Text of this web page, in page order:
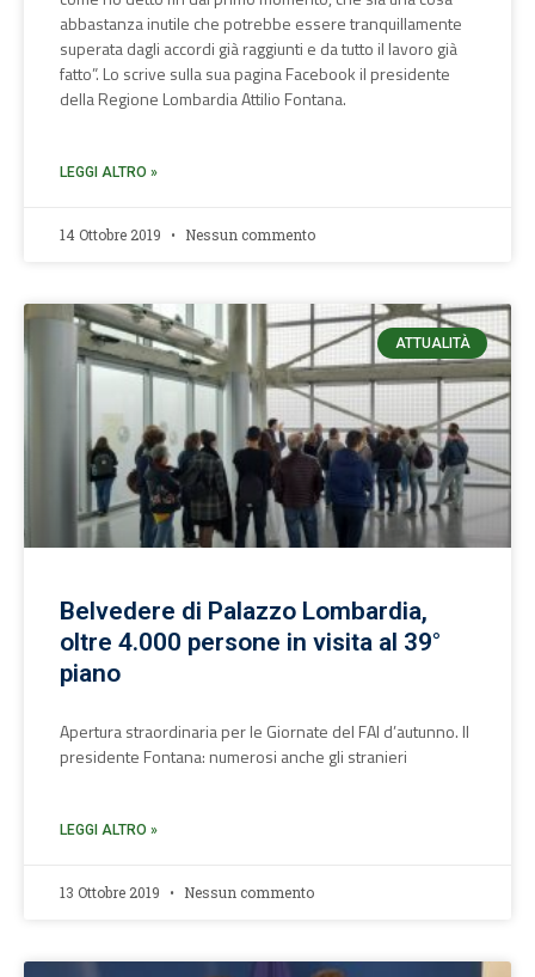
abbastanza inutile che potrebbe essere tranquillamente
superata dagli accordi già raggiunti e da tutto il lavoro già
fatto”. Lo scrive sulla sua pagina Facebook il presidente
della Regione Lombardia Attilio Fontana.
LEGGI ALTRO »
14 Ottobre 2019 Nessun commento
ATTUALITÀ
Belvedere di Palazzo Lombardia,
oltre 4.000 persone in visita al 39°
piano
Apertura straordinaria per le Giornate del FAI d’autunno. Il
presidente Fontana: numerosi anche gli stranieri
LEGGI ALTRO »
13 Ottobre 2019 Nessun commento